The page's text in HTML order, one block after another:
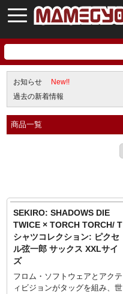
お知らせ
New!!
過去の新着情報
商品一覧
SEKIRO: SHADOWS DIE
TWICE × TORCH TORCH/ T
シャツコレクション: ピクセ
ル弦一郎 サックス XXLサイ
ズ
フロム・ソフトウェアとアクテ
ィビジョンがタッグを組み、世